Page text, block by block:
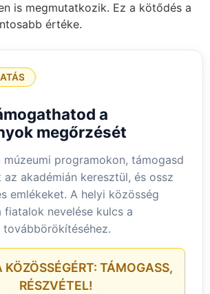
is megmutatkozik. Ez a kötődés a
értéke.
a
megőrzését
múzeumi programokon, támogasd
akadémián keresztül, és ossz
emlékeket. A helyi közösség
fiatalok nevelése kulcs a
továbbörökítéséhez.
KÖZÖSSÉGÉRT: TÁMOGASS,
RÉSZVÉTEL!